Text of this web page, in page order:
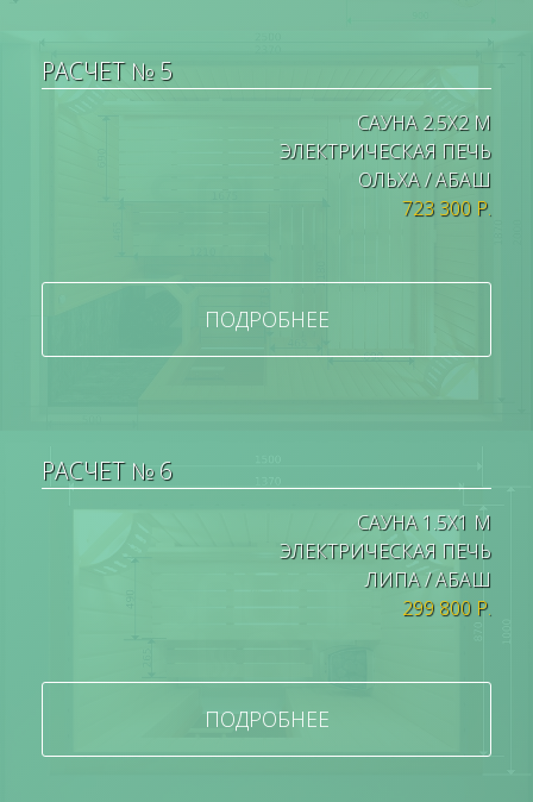
РАСЧЕТ № 5
САУНА 2.5Х2 М
ЭЛЕКТРИЧЕСКАЯ ПЕЧЬ
ОЛЬХА / АБАШ
723 300 Р.
ПОДРОБНЕЕ
РАСЧЕТ № 6
САУНА 1.5Х1 М
ЭЛЕКТРИЧЕСКАЯ ПЕЧЬ
ЛИПА / АБАШ
299 800 Р.
ПОДРОБНЕЕ